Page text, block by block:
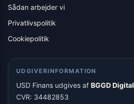
Sådan arbejder vi
Privatlivspolitik
Cookiepolitik
UDGIVERINFORMATION
USD Finans udgives af BGGD Digital
CVR: 34482853